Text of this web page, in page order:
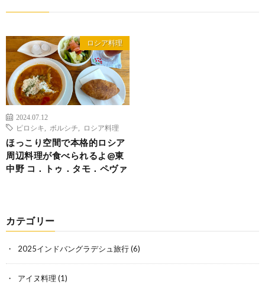
ロシア料理
2024.07.12
ピロシキ
ボルシチ ロシア料理
ほっこり空間で本格的ロシア
周辺料理が食べられるよ@東
中野 コ．トゥ．タモ．ペヴァ
カテゴリー
2025インドバングラデシュ旅行(6)
アイヌ料理 (1)